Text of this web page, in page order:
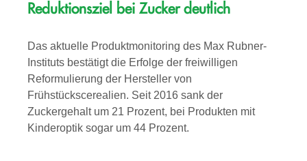
Reduktionsziel bei Zucker deutlich
Das aktuelle Produktmonitoring des Max Rubner-
Instituts bestätigt die Erfolge der freiwilligen
Reformulierung der Hersteller von
Frühstückscerealien. Seit 2016 sank der
Zuckergehalt um 21 Prozent, bei Produkten mit
Kinderoptik sogar um 44 Prozent.